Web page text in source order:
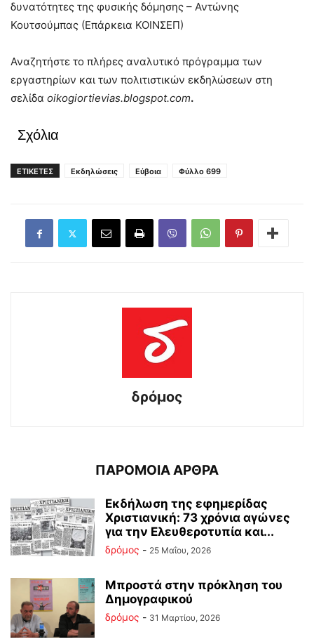
δυνατότητες της φυσικής δόμησης – Αντώνης
Κουτσούμπας (Επάρκεια ΚΟΙΝΣΕΠ)
Αναζητήστε το πλήρες αναλυτικό πρόγραμμα των
εργαστηρίων και των πολιτιστικών εκδηλώσεων στη
σελίδα oikogiortievias.blogspot.com.
Σχόλια
ΕΤΙΚΕΤΕΣ Εκδηλώσεις Εύβοια Φύλλο 699
δρόμος
ΠΑΡΟΜΟΙΑ ΑΡΘΡΑ
Εκδήλωση της εφημερίδας
Χριστιανική: 73 χρόνια αγώνες
για την Ελευθεροτυπία και...
δρόμος - 25 Μαΐου, 2026
Μπροστά στην πρόκληση του
Δημογραφικού
δρόμος - 31 Μαρτίου, 2026